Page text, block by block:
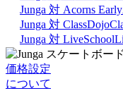
Junga 対 Acorns Early
Junga 対 ClassDojo
Junga 対 LiveSchool
価格設定
について